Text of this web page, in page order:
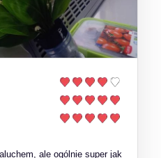
ale ogólnie super jak